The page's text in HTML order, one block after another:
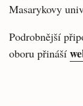
Masarykovy
Podrobnější
oboru přináší